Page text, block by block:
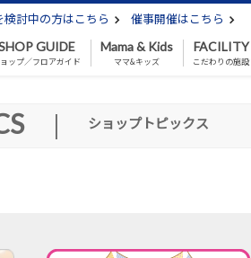
討中の方はこちら 催事開催はこちら
GUIDE
ップ／フロアガイド
Mama & Kids
ママ&キッズ
FACILITY
こだわりの施設
| ショップトピックス